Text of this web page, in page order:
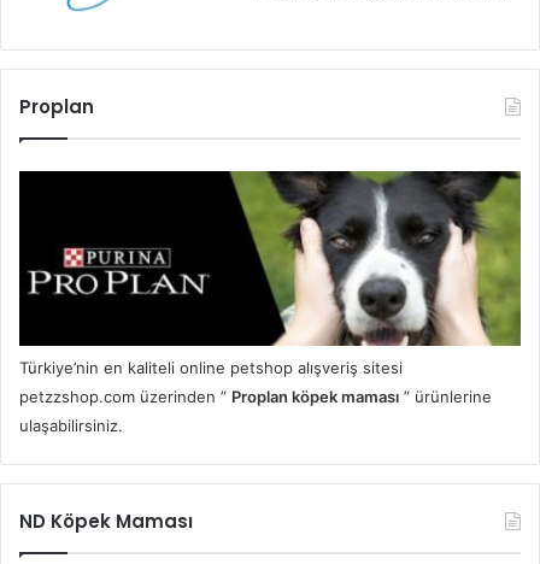
Proplan
Türkiye’nin en kaliteli online petshop alışveriş sitesi
petzzshop.com üzerinden ” Proplan köpek maması ” ürünlerine
ulaşabilirsiniz.
ND Köpek Maması